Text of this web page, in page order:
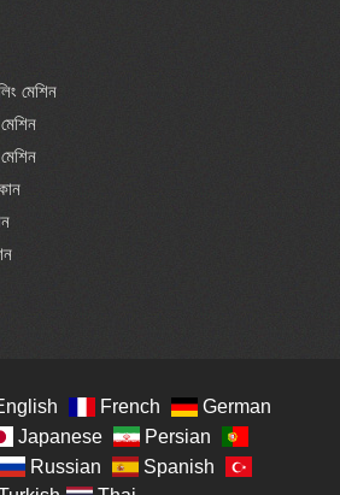
মেশিন
French
German
Japanese
Persian
Russian
Spanish